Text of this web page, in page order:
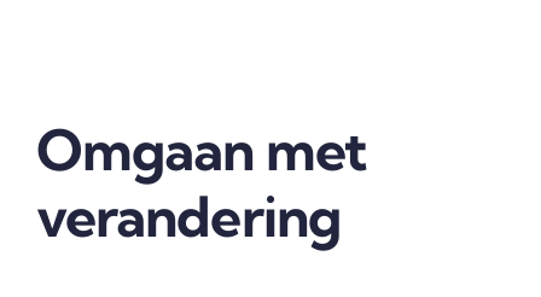
Omgaan met
verandering